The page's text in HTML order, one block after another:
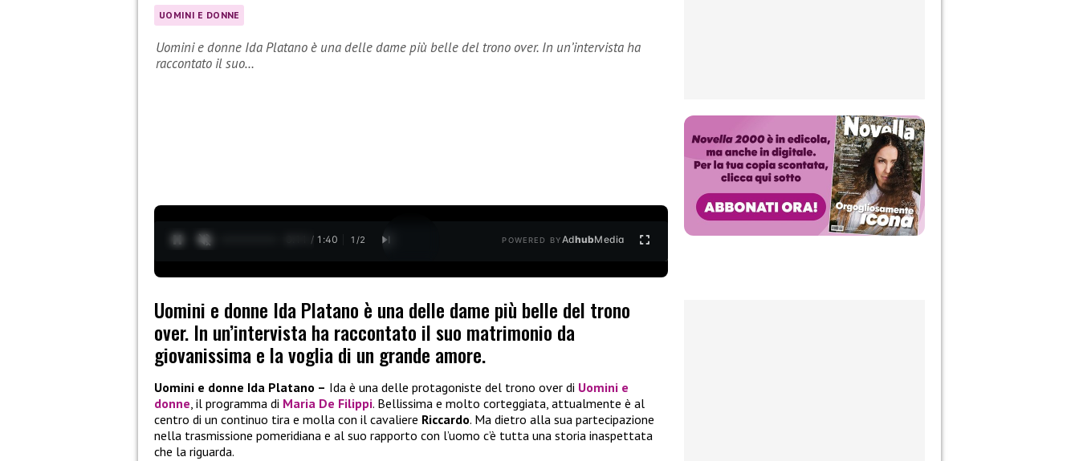
UOMINI E DONNE
Uomini e donne Ida Platano è una delle dame più belle del trono over. In un’intervista ha
raccontato il suo…
0:12 / 1:40 1 /2 POWERED BYAdhubMedia
Uomini e donne Ida Platano è una delle dame più belle del trono
over. In un’intervista ha raccontato il suo matrimonio da
giovanissima e la voglia di un grande amore.
Uomini e donne Ida Platano – Ida è una delle protagoniste del trono over di Uomini e
donne, il programma di Maria De Filippi. Bellissima e molto corteggiata, attualmente è al
centro di un continuo tira e molla con il cavaliere Riccardo. Ma dietro alla sua partecipazione
nella trasmissione pomeridiana e al suo rapporto con l’uomo c’è tutta una storia inaspettata
che la riguarda.